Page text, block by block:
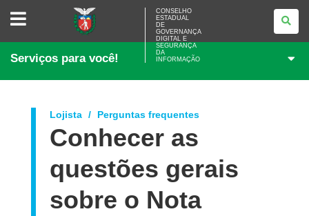
CONSELHO
ESTADUAL
GOVERNANÇA
E
DA
CONSELHO
ESTADUAL
DE
GOVERNANÇA
DIGITAL E
SEGURANÇA
DA
INFORMAÇÃO
Serviços para você!
Lojista Perguntas frequentes
Conhecer as
questões gerais
sobre o Nota